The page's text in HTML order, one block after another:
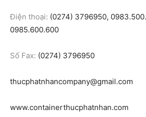
Điện thoại: (0274) 3796950,
0985.600.600
Số Fax: (0274) 3796950
thucphatnhancompany@gmail.com
www.containerthucphatnhan.com